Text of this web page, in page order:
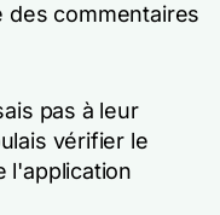
des commentaires
pas à leur
vérifier le
l'application